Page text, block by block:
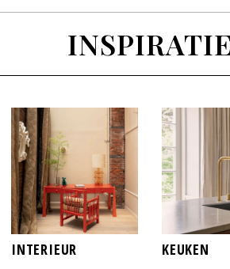
INSPIRATIE
INTERIEUR KEUKEN